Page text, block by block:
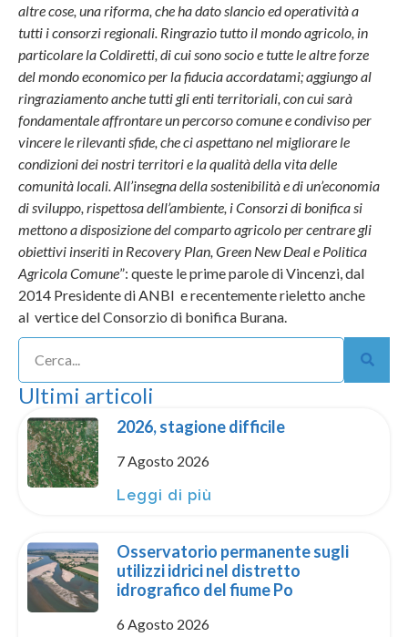
altre cose, una riforma, che ha dato slancio ed operatività a
tutti i consorzi regionali. Ringrazio tutto il mondo agricolo, in
particolare la Coldiretti, di cui sono socio e tutte le altre forze
del mondo economico per la fiducia accordatami; aggiungo al
ringraziamento anche tutti gli enti territoriali, con cui sarà
fondamentale affrontare un percorso comune e condiviso per
vincere le rilevanti sfide, che ci aspettano nel migliorare le
condizioni dei nostri territori e la qualità della vita delle
comunità locali. All’insegna della sostenibilità e di un’economia
di sviluppo, rispettosa dell’ambiente, i Consorzi di bonifica si
mettono a disposizione del comparto agricolo per centrare gli
obiettivi inseriti in Recovery Plan, Green New Deal e Politica
Agricola Comune”: queste le prime parole di Vincenzi, dal
2014 Presidente di ANBI e recentemente rieletto anche
al vertice del Consorzio di bonifica Burana.
Ultimi articoli
2026, stagione difficile
7 Agosto 2026
Leggi di più
Osservatorio permanente sugli
utilizzi idrici nel distretto
idrografico del fiume Po
6 Agosto 2026